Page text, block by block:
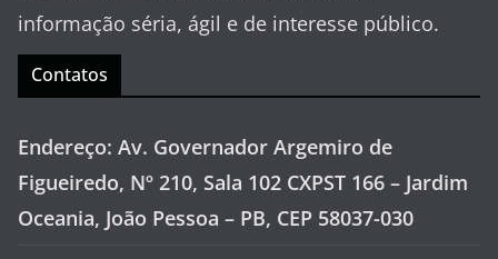
informação séria, ágil e de interesse público.
Contatos
Endereço: Av. Governador Argemiro de
Figueiredo, Nº 210, Sala 102 CXPST 166 – Jardim
Oceania, João Pessoa – PB, CEP 58037-030